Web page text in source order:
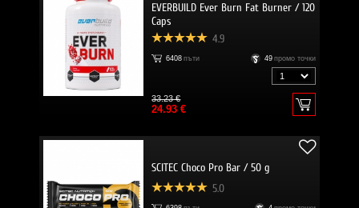
EVERBUILD Ever Burn Fat Burner / 120
Caps
4.9
6408 пъти 49 промо точки
33.23 €
24.93 €
SCITEC Choco Pro Bar / 50 g
5.0